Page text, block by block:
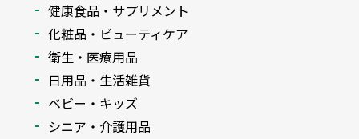
健康食品・サプリメント
化粧品・ビューティケア
衛生・医療用品
日用品・生活雑貨
ベビー・キッズ
シニア・介護用品